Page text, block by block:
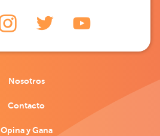
Nosotros
Contacto
Opina y Gana